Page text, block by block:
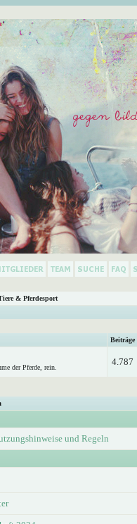
& Pferdesport
Beiträge
der Pferde, rein.
4.787
und Regeln